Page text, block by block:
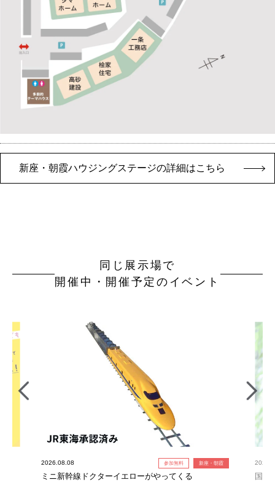
新座・朝霞ハウジングステージの詳細はこちら
同じ展示場で
開催中・開催予定のイベント
2026.08.08 参加無料 新座・朝霞
ミニ新幹線ドクターイエローがやってくる 国産